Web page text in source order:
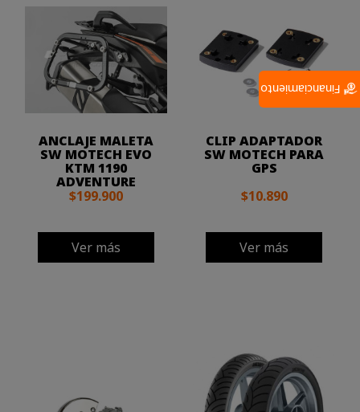
ANCLAJE MALETA
SW MOTECH EVO
KTM 1190
ADVENTURE
$199.900
Ver más
CLIP ADAPTADOR
SW MOTECH PARA
GPS
$10.890
Ver más
Financiamiento